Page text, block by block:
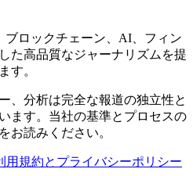
ブロックチェーン、AI、フィン
た高品質なジャーナリズムを提
す。
、分析は完全な報道の独立性と
ます。当社の基準とプロセスの
をお読みください。
用規約とプライバシーポリシー